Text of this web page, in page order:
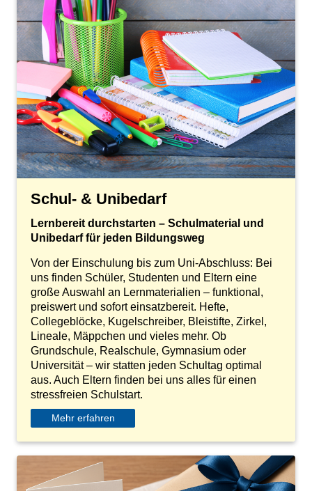
Schul- & Unibedarf
Lernbereit durchstarten – Schulmaterial und
Unibedarf für jeden Bildungsweg
Von der Einschulung bis zum Uni-Abschluss: Bei
uns finden Schüler, Studenten und Eltern eine
große Auswahl an Lernmaterialien – funktional,
preiswert und sofort einsatzbereit. Hefte,
Collegeblöcke, Kugelschreiber, Bleistifte, Zirkel,
Lineale, Mäppchen und vieles mehr. Ob
Grundschule, Realschule, Gymnasium oder
Universität – wir statten jeden Schultag optimal
aus. Auch Eltern finden bei uns alles für einen
stressfreien Schulstart.
Mehr erfahren